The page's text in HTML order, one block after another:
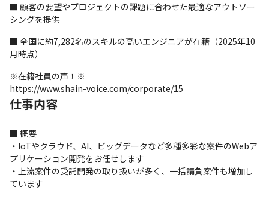
■ 顧客の要望やプロジェクトの課題に合わせた最適なアウトソー
シングを提供
■ 全国に約7,282名のスキルの高いエンジニアが在籍（2025年10
月時点）
※在籍社員の声！※
https://www.shain-voice.com/corporate/15
仕事内容
■ 概要
・IoTやクラウド、AI、ビッグデータなど多種多彩な案件のWebア
プリケーション開発をお任せします
・上流案件の受託開発の取り扱いが多く、一括請負案件も増加し
ています